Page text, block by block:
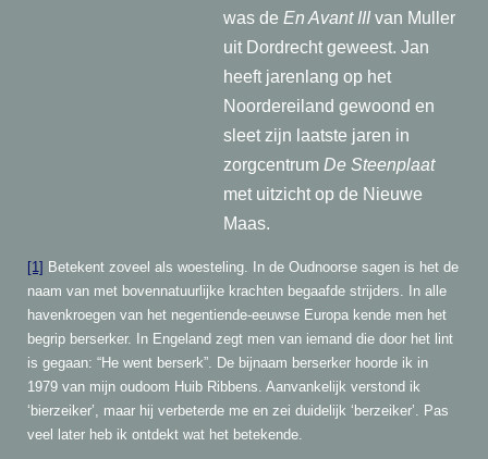
was de En Avant III van Muller
uit Dordrecht geweest. Jan
heeft jarenlang op het
Noordereiland gewoond en
sleet zijn laatste jaren in
zorgcentrum De Steenplaat
met uitzicht op de Nieuwe
Maas.
[1] Betekent zoveel als woesteling. In de Oudnoorse sagen is het de
naam van met bovennatuurlijke krachten begaafde strijders. In alle
havenkroegen van het negentiende-eeuwse Europa kende men het
begrip berserker. In Engeland zegt men van iemand die door het lint
is gegaan: “He went berserk”. De bijnaam berserker hoorde ik in
1979 van mijn oudoom Huib Ribbens. Aanvankelijk verstond ik
‘bierzeiker’, maar hij verbeterde me en zei duidelijk ‘berzeiker’. Pas
veel later heb ik ontdekt wat het betekende.